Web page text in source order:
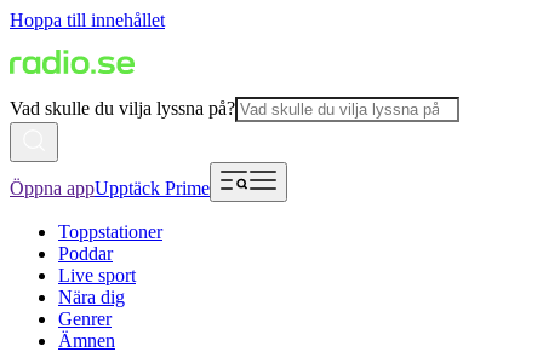
Hoppa till innehållet
Vad skulle du vilja lyssna på?
Öppna appUpptäck Prime
Toppstationer
Poddar
Live sport
Nära dig
Genrer
Ämnen